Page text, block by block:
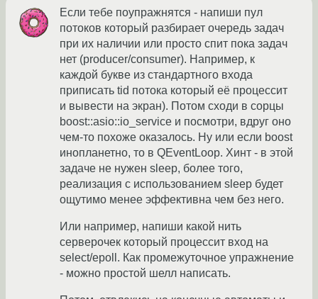
Если тебе поупражнятся - напиши пул
потоков который разбирает очередь задач
при их наличии или просто спит пока задач
нет (producer/consumer). Например, к
каждой букве из стандартного входа
приписать tid потока который её процессит
и вывести на экран). Потом сходи в сорцы
boost::asio::io_service и посмотри, вдруг оно
чем-то похоже оказалось. Ну или если boost
инопланетно, то в QEventLoop. Хинт - в этой
задаче не нужен sleep, более того,
реализация с использованием sleep будет
ощутимо менее эффективна чем без него.
Или например, напиши какой нить
серверочек который процессит вход на
select/epoll. Как промежуточное упражнение
- можно простой шелл написать.